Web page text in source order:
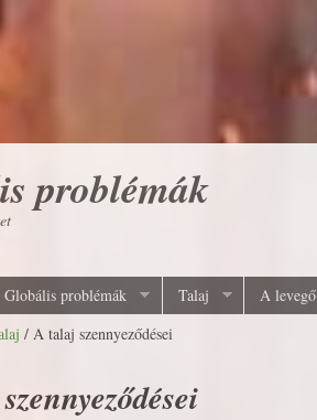
problémák
Globális problémák Talaj
A levegő
/ A talaj szennyeződései